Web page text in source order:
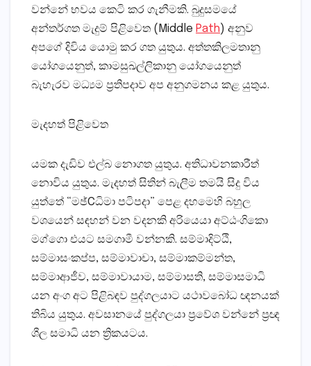
වන්නේ භවය කෙටි කර ගැනීමකි. බුදුසමයේ
අන්තර්ගත මැදුම් පිළිවෙත (Middle Path) අනුව
අපගේ දිවිය යොමු කර ගත යුතුය. අත්තකිලමතානු
යෝගයෙනුත්, කාමසුඛල්ලිකානු යෝගයෙනුත්
බැහැරව මධ්‍යම ප්‍රතිපදාව අප අනුගමනය කළ යුතුය.
මැදහත් පිළිවෙත
යමක දැඩිව එල්බ නොගත යුතුය. අතිධාවනකාරීත්
නොවිය යුතුය. මැදහත් සිතින් බැලීම තමයි සිදු විය
යුත්තේ “මඡ්Cධිමා පටිපදා” පෙළ දහමෙහි බහුල
වශයෙන් සඳහන් වන වදනකි අරියෙයා අට්‌ඨංගිකො
මග්ගො එයට සමගාමී වන්නකි. සම්මාදිට්‌ඨි,
සම්මාසංකප්ප, සම්මාවාචා, සම්මාකම්මන්ත,
සම්මාආජීව, සම්මාවායාම, සම්මාසති, සම්මාසමාධි
යන අංග අට පිළිබඳව පුද්ගලයාට යථාවබෝධ ඥනයක්‌
තිබිය යුතුය. අවසානයේ පුද්ගලයා ප්‍රවේශ වන්නේ ප්‍රඥ
ශීල සමාධි යන ත්‍රිකයටය.